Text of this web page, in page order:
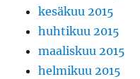
kesäkuu 2015
huhtikuu 2015
maaliskuu 2015
helmikuu 2015